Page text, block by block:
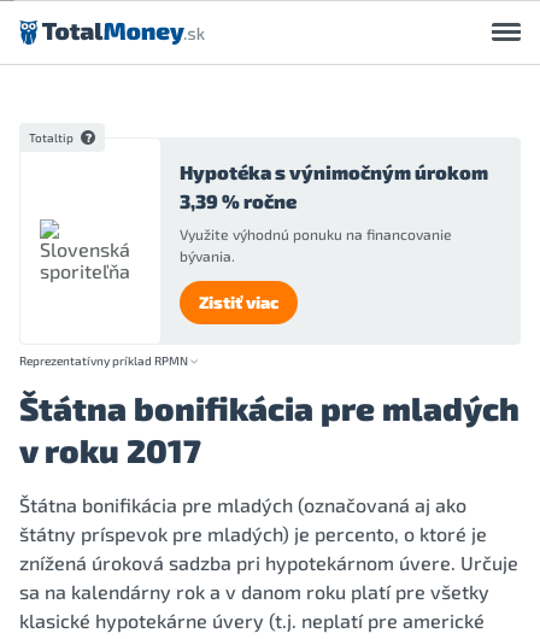
Preskočiť na obsah
Totaltip
Hypotéka s výnimočným úrokom
3,39 % ročne
Využite výhodnú ponuku na financovanie
bývania.
Zistiť viac
Reprezentatívny príklad RPMN
Štátna bonifikácia pre mladých
v roku 2017
Štátna bonifikácia pre mladých (označovaná aj ako
štátny príspevok pre mladých) je percento, o ktoré je
znížená úroková sadzba pri hypotekárnom úvere. Určuje
sa na kalendárny rok a v danom roku platí pre všetky
klasické hypotekárne úvery (t.j. neplatí pre americké